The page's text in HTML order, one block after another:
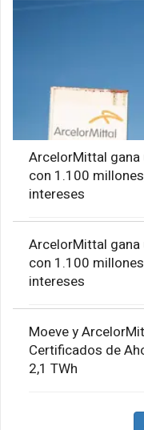
ArcelorMittal gana
con 1.100
intereses
ArcelorMittal gana
con 1.100
intereses
Moeve y
Certificados de
2,1 TWh